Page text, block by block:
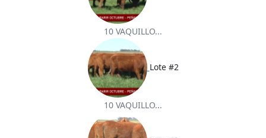
10 VAQUILLO...
Lote #2
10 VAQUILLO...